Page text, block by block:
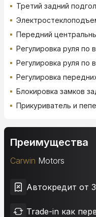
Третий задний
Передний
Регулировка руля по
Регулировка руля по
Регулировка
Блокировка замков
Прикуриватель и
Преимущества
Carwin Motors
Автокредит от
Trade-in как